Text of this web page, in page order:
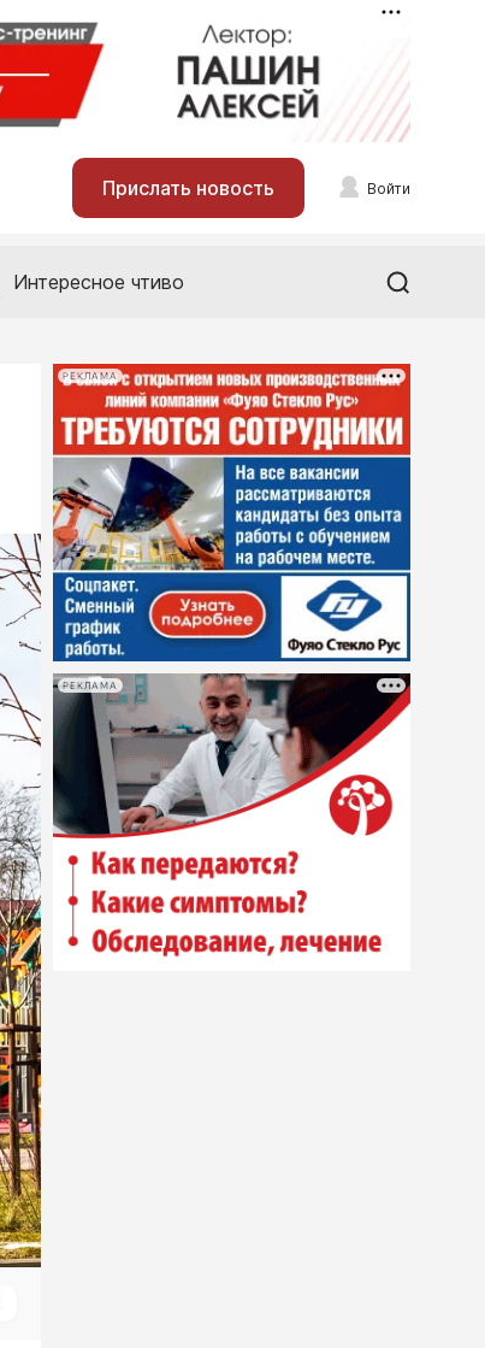
Прислать новость Войти
Интересное чтиво
РЕКЛАМА
РЕКЛАМА